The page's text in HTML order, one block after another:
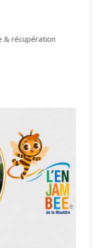
& récupération